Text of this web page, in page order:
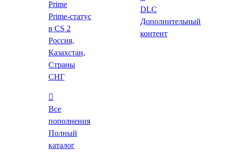
Prime-статус
в CS 2
Россия,
Казахстан,
Страны
СНГ
Все
пополнения
Полный
каталог
DLC
Дополнительный
контент
Купить
Лаунчер
Где пополнить Steam в тенге?
(1850 ₸)
Купить
337 ₽
Купить